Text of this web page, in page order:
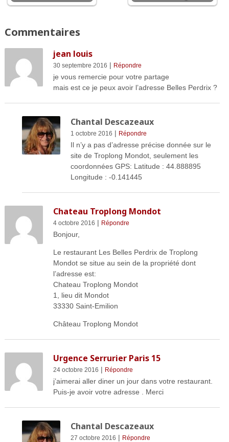
Commentaires
jean louis
30 septembre 2016 | Répondre
je vous remercie pour votre partage
mais est ce je peux avoir l’adresse Belles Perdrix ?
Chantal Descazeaux
1 octobre 2016 | Répondre
Il n’y a pas d’adresse précise donnée sur le
site de Troplong Mondot, seulement les
coordonnées GPS: Latitude : 44.888895
Longitude : -0.141445
Chateau Troplong Mondot
4 octobre 2016 | Répondre
Bonjour,
Le restaurant Les Belles Perdrix de Troplong
Mondot se situe au sein de la propriété dont
l’adresse est:
Chateau Troplong Mondot
1, lieu dit Mondot
33330 Saint-Emilion
Château Troplong Mondot
Urgence Serrurier Paris 15
24 octobre 2016 | Répondre
j’aimerai aller diner un jour dans votre restaurant.
Puis-je avoir votre adresse . Merci
Chantal Descazeaux
27 octobre 2016 | Répondre